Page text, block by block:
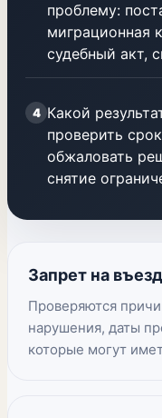
проблему:
миграционная
судебный акт,
4 Какой
проверить
обжаловать
снятие
Запрет на въезд
Проверяются
нарушения, даты
которые могут